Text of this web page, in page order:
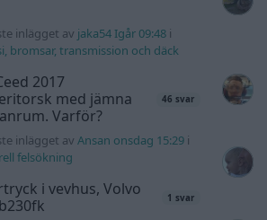
inlägget av jaka54 Igår 09:48 i
bromsar, transmission och däck
2017
med jämna
Varför?
46 svar
inlägget avAnsan onsdag 15:29 i
felsökning
i vevhus, Volvo
1 svar